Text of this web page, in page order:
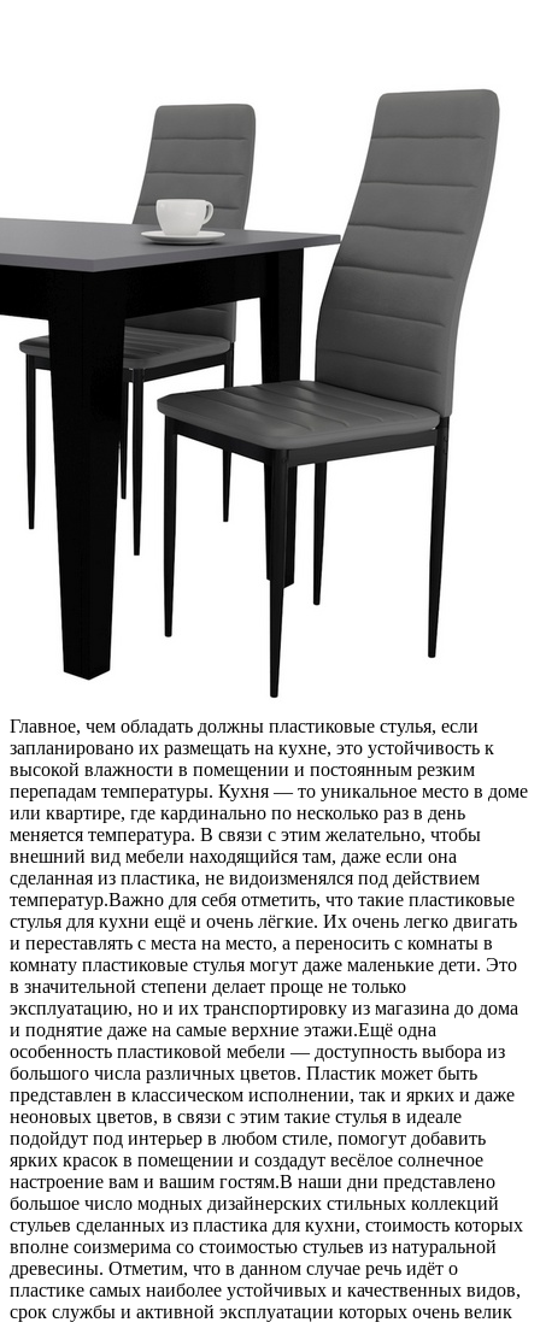
Главное, чем обладать должны пластиковые стулья, если
запланировано их размещать на кухне, это устойчивость к
высокой влажности в помещении и постоянным резким
перепадам температуры. Кухня — то уникальное место в доме
или квартире, где кардинально по несколько раз в день
меняется температура. В связи с этим желательно, чтобы
внешний вид мебели находящийся там, даже если она
сделанная из пластика, не видоизменялся под действием
температур.Важно для себя отметить, что такие пластиковые
стулья для кухни ещё и очень лёгкие. Их очень легко двигать
и переставлять с места на место, а переносить с комнаты в
комнату пластиковые стулья могут даже маленькие дети. Это
в значительной степени делает проще не только
эксплуатацию, но и их транспортировку из магазина до дома
и поднятие даже на самые верхние этажи.Ещё одна
особенность пластиковой мебели — доступность выбора из
большого числа различных цветов. Пластик может быть
представлен в классическом исполнении, так и ярких и даже
неоновых цветов, в связи с этим такие стулья в идеале
подойдут под интерьер в любом стиле, помогут добавить
ярких красок в помещении и создадут весёлое солнечное
настроение вам и вашим гостям.В наши дни представлено
большое число модных дизайнерских стильных коллекций
стульев сделанных из пластика для кухни, стоимость которых
вполне соизмерима со стоимостью стульев из натуральной
древесины. Отметим, что в данном случае речь идёт о
пластике самых наиболее устойчивых и качественных видов,
срок службы и активной эксплуатации которых очень велик